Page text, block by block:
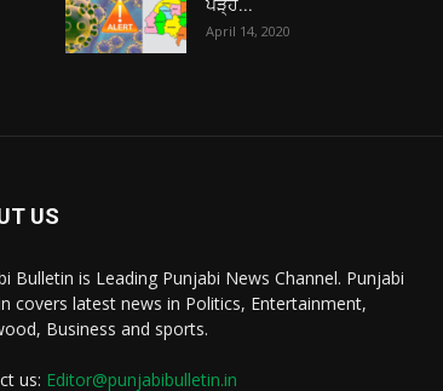
ਪੜ੍ਹੋ...
April 14, 2020
US
Bulletin is Leading Punjabi News Channel. Punjabi
covers latest news in Politics, Entertainment,
Business and sports.
us: Editor@punjabibulletin.in